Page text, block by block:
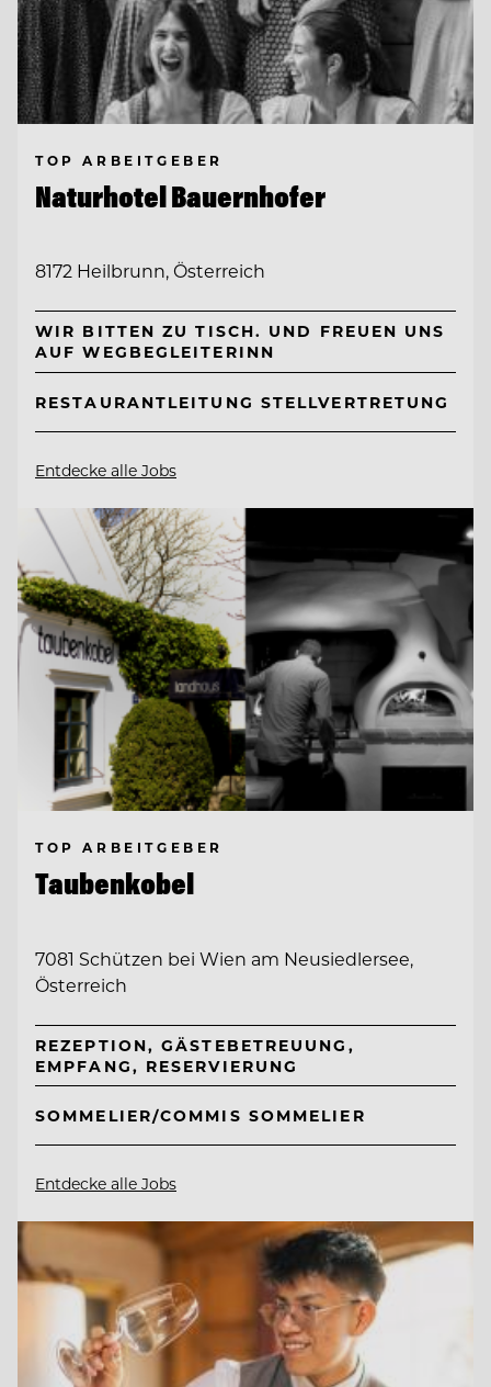
TOP ARBEITGEBER
Naturhotel Bauernhofer
8172 Heilbrunn, Österreich
WIR BITTEN ZU TISCH. UND FREUEN UNS
AUF WEGBEGLEITERINN
RESTAURANTLEITUNG STELLVERTRETUNG
Entdecke alle Jobs
TOP ARBEITGEBER
Taubenkobel
7081 Schützen bei Wien am Neusiedlersee,
Österreich
REZEPTION, GÄSTEBETREUUNG,
EMPFANG, RESERVIERUNG
SOMMELIER/COMMIS SOMMELIER
Entdecke alle Jobs